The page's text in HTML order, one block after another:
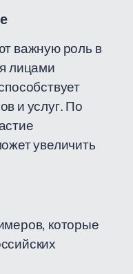
важную роль в
лицами
и услуг. По
увеличить
которые